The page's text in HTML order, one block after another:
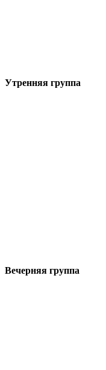
Утренняя группа
Вечерняя группа